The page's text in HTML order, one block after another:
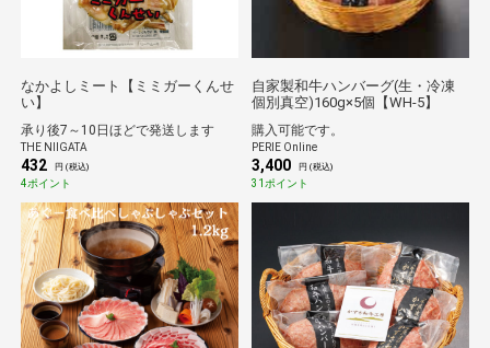
なかよしミート【ミミガーくんせ
い】
承り後7～10日ほどで発送します
THE NIIGATA
432 円 (税込)
4ポイント
自家製和牛ハンバーグ(生・冷凍
個別真空)160g×5個【WH-5】
購入可能です。
PERIE Online
3,400 円 (税込)
31ポイント